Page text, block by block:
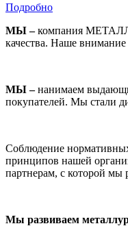
Подробно
МЫ –компания
качества. Наше
МЫ –нанимаем
покупателей. Мы стали
Соблюдение
принципов нашей
партнерам, с которой мы
Мы развиваем